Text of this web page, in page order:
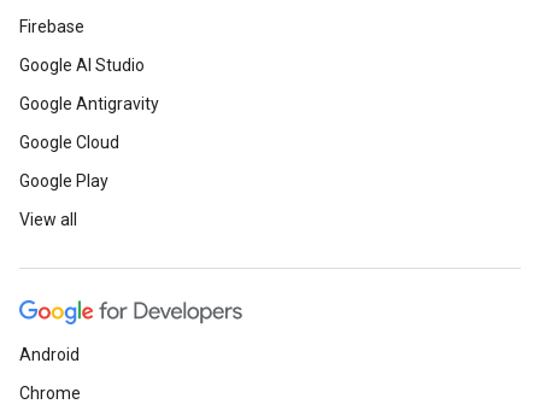
Firebase
Google AI Studio
Google Antigravity
Google Cloud
Google Play
View all
Android
Chrome